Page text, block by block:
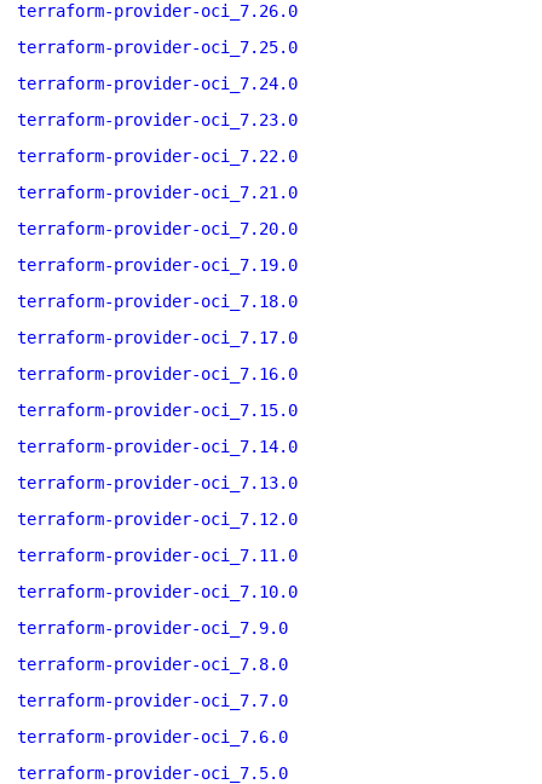
terraform-provider-oci_7.26.0
terraform-provider-oci_7.25.0
terraform-provider-oci_7.24.0
terraform-provider-oci_7.23.0
terraform-provider-oci_7.22.0
terraform-provider-oci_7.21.0
terraform-provider-oci_7.20.0
terraform-provider-oci_7.19.0
terraform-provider-oci_7.18.0
terraform-provider-oci_7.17.0
terraform-provider-oci_7.16.0
terraform-provider-oci_7.15.0
terraform-provider-oci_7.14.0
terraform-provider-oci_7.13.0
terraform-provider-oci_7.12.0
terraform-provider-oci_7.11.0
terraform-provider-oci_7.10.0
terraform-provider-oci_7.9.0
terraform-provider-oci_7.8.0
terraform-provider-oci_7.7.0
terraform-provider-oci_7.6.0
terraform-provider-oci_7.5.0